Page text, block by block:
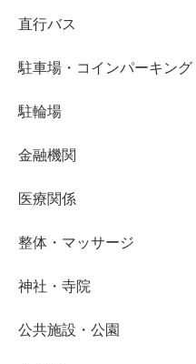
直行バス
駐車場・コインパーキング
駐輪場
金融機関
医療関係
整体・マッサージ
神社・寺院
公共施設・公園